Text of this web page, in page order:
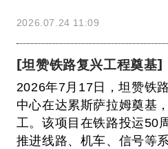
2026.07.24 11:09
[坦赞铁路复兴工程奠基]
2026年7月17日，坦赞铁
中心在达累斯萨拉姆奠基
工。该项目在铁路投运50
推进线路、机车、信号等